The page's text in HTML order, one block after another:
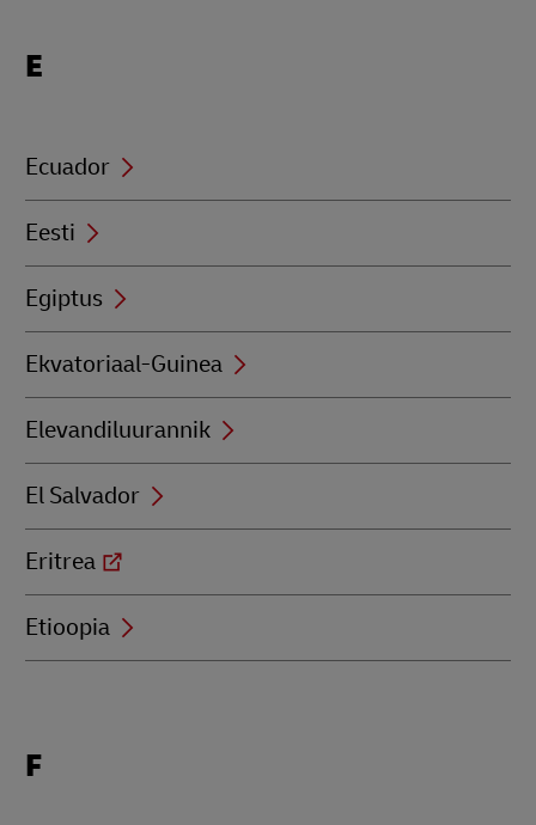
beginning
E
Ecuador
Eesti
Egiptus
Ekvatoriaal-Guinea
Elevandiluurannik
El Salvador
Eritrea
Etioopia
beginning
F